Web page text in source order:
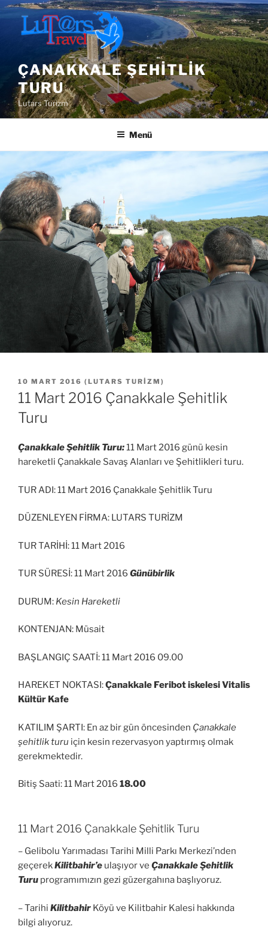
İçeriğe
geç
ÇANAKKALE ŞEHITLIK
TURU
Lutars Turizm
Menü
YAYIM
TARIHI
10 MART 2016 ( LUTARS TURIZM )
11 Mart 2016 Çanakkale Şehitlik
Turu
Çanakkale Şehitlik Turu:11 Mart 2016 günü kesin
hareketli Çanakkale Savaş Alanları ve Şehitlikleri turu.
TUR ADI: 11 Mart 2016 Çanakkale Şehitlik Turu
DÜZENLEYEN FİRMA: LUTARS TURİZM
TUR TARİHİ: 11 Mart 2016
TUR SÜRESİ: 11 Mart 2016 Günübirlik
DURUM: Kesin Hareketli
KONTENJAN: Müsait
BAŞLANGIÇ SAATİ: 11 Mart 2016 09.00
HAREKET NOKTASI:Çanakkale Feribot iskelesi Vitalis
Kültür Kafe
KATILIM ŞARTI: En az bir gün öncesinden Çanakkale
şehitlik turu için kesin rezervasyon yaptırmış olmak
gerekmektedir.
Bitiş Saati: 11 Mart 2016 18.00
11 Mart 2016 Çanakkale Şehitlik Turu
– Gelibolu Yarımadası Tarihi Milli Parkı Merkezi’nden
geçerekKilitbahir’e ulaşıyor ve Çanakkale Şehitlik
Turu programımızın gezi güzergahına başlıyoruz.
– Tarihi Kilitbahir Köyü ve Kilitbahir Kalesi hakkında
bilgi alıyoruz.